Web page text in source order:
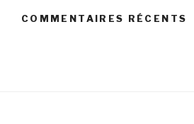
COMMENTAIRES RÉCENTS